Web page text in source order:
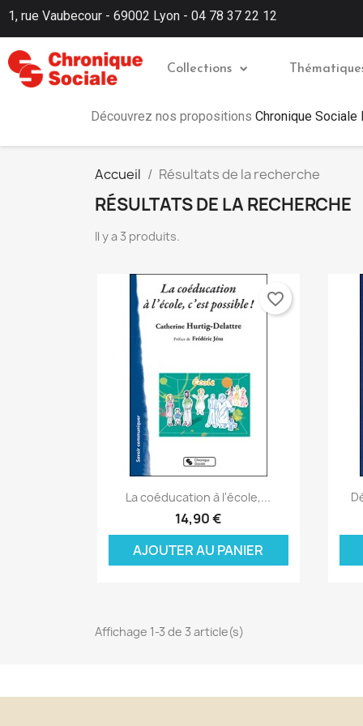
1, rue Vaubecour - 69002 Lyon - 04 78 37 22 12
Collections
Découvrez nos propositions Chronique Sociale
Accueil Résultats de la recherche
RÉSULTATS DE LA RECHERCHE
Il y a 3 produits.
Aperçu rapide
La coéducation à l'école,...
14,90 €
AJOUTER AU PANIER
favorite_border
Affichage 1-3 de 3 article(s)